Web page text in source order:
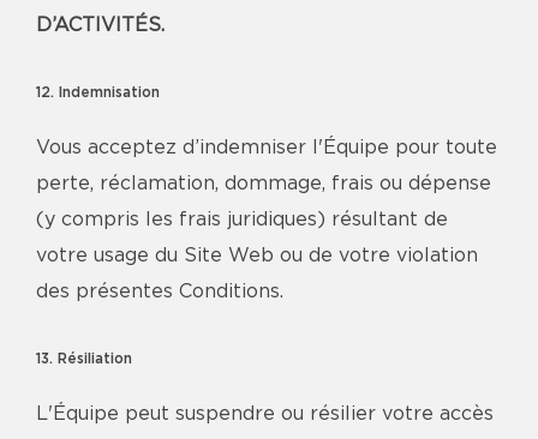
D’ACTIVITÉS.
12. Indemnisation
Vous acceptez d’indemniser l'Équipe pour toute
perte, réclamation, dommage, frais ou dépense
(y compris les frais juridiques) résultant de
votre usage du Site Web ou de votre violation
des présentes Conditions.
13. Résiliation
L'Équipe peut suspendre ou résilier votre accès